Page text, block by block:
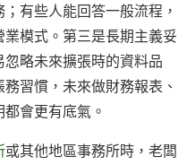
有些人能回答一般流程，
模式。第三是長期主義妥
略未來擴張時的資料品
習慣，未來做財務報表、
會更有底氣。
或其他地區事務所時，老闆